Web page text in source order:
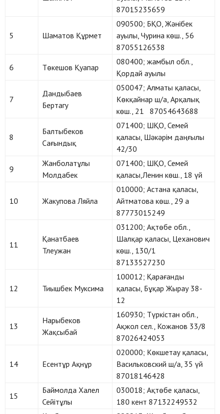
87015235659
5 Шаматов Құрмет
090500; БҚО, Жәнібек
ауылы, Чурина көш., 56
87055126538
6 Төкешов Қуапар
080400; жамбыл обл.,
Қордай ауылы
7
Дандыбаев
Бертагу
050047; Алматы қаласы,
Көкқайнар ш/а, Арқалық
көш., 21 87054643688
8
Балтыбеков
Сағындық
071400; ШҚО, Семей
қаласы, Шәкәрім даңғылы
42/30
9
Жанболатұлы
Молдабек
071400; ШҚО, Семей
қаласы,Ленин көш., 18 үй
10 Жакупова Ляйла
010000; Астана қаласы,
Айтматова көш., 29 а
87773015249
11
Қанатбаев
Тлеужан
031200; Ақтөбе обл.,
Шалқар қаласы, Цеханович
көш., 130/1
87133527230
12 Тиышбек Муксима
100012; Қарағанды
қаласы, Бұқар Жырау 38-
12
13
Нарыбеков
Жақсыбай
160930; Түркістан обл.,
Ақжол сел., Кожанов 33/8
87026424053
14 Есентұр Ақнұр
020000; Көкшетау қаласы,
Васильковский ш/а, 35 үй
87018146428
15
Баймолда Халел
Сейітұлы
030018; Ақтөбе қаласы,
180 кент 87132249532